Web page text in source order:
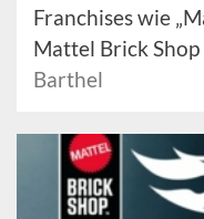
Franchises wie
Mattel Brick Shop
Barthel